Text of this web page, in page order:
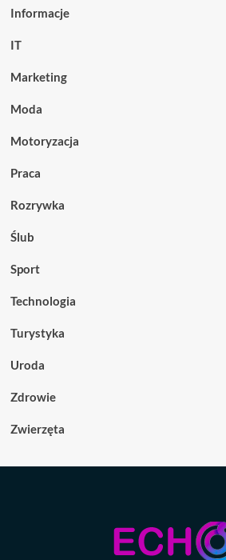
Informacje
IT
Marketing
Moda
Motoryzacja
Praca
Rozrywka
Ślub
Sport
Technologia
Turystyka
Uroda
Zdrowie
Zwierzęta